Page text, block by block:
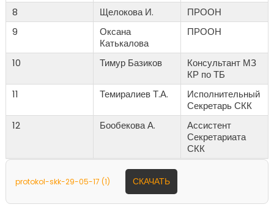
8
Щелокова И.
ПРООН
9
Оксана
Катькалова
ПРООН
10 Тимур Базиков
Консультант МЗ
КР по ТБ
11
Темиралиев Т.А.
Исполнительный
Секретарь СКК
12
Бообекова А.
Ассистент
Секретариата
СКК
protokol-skk-29-05-17 (1) СКАЧАТЬ